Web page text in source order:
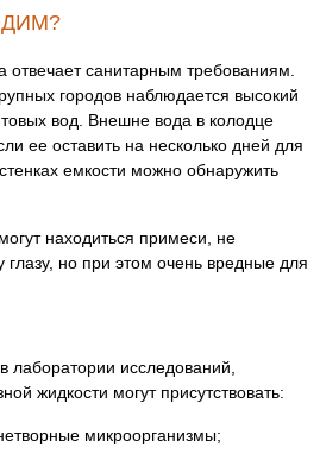
отвечает санитарным требованиям.
городов наблюдается высокий
вод. Внешне вода в колодце
ее оставить на несколько дней для
емкости можно обнаружить
находиться примеси, не
глазу, но при этом очень вредные для
лаборатории исследований,
жидкости могут присутствовать:
микроорганизмы;